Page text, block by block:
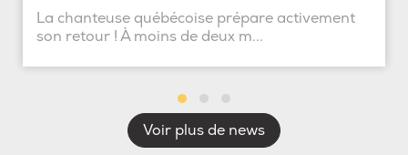
La chanteuse québécoise prépare activement
son retour ! À moins de deux m...
Voir plus de news